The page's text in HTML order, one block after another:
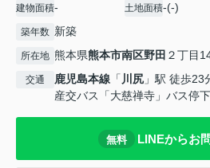
建物面積- 土地面積-(-)
築年数 新築
所在地 熊本県熊本市南区野田 ２丁目
交通 鹿児島本線 「 川尻 」駅 徒歩23
産交バス「大慈禅寺」バス停
無料 LINEからお